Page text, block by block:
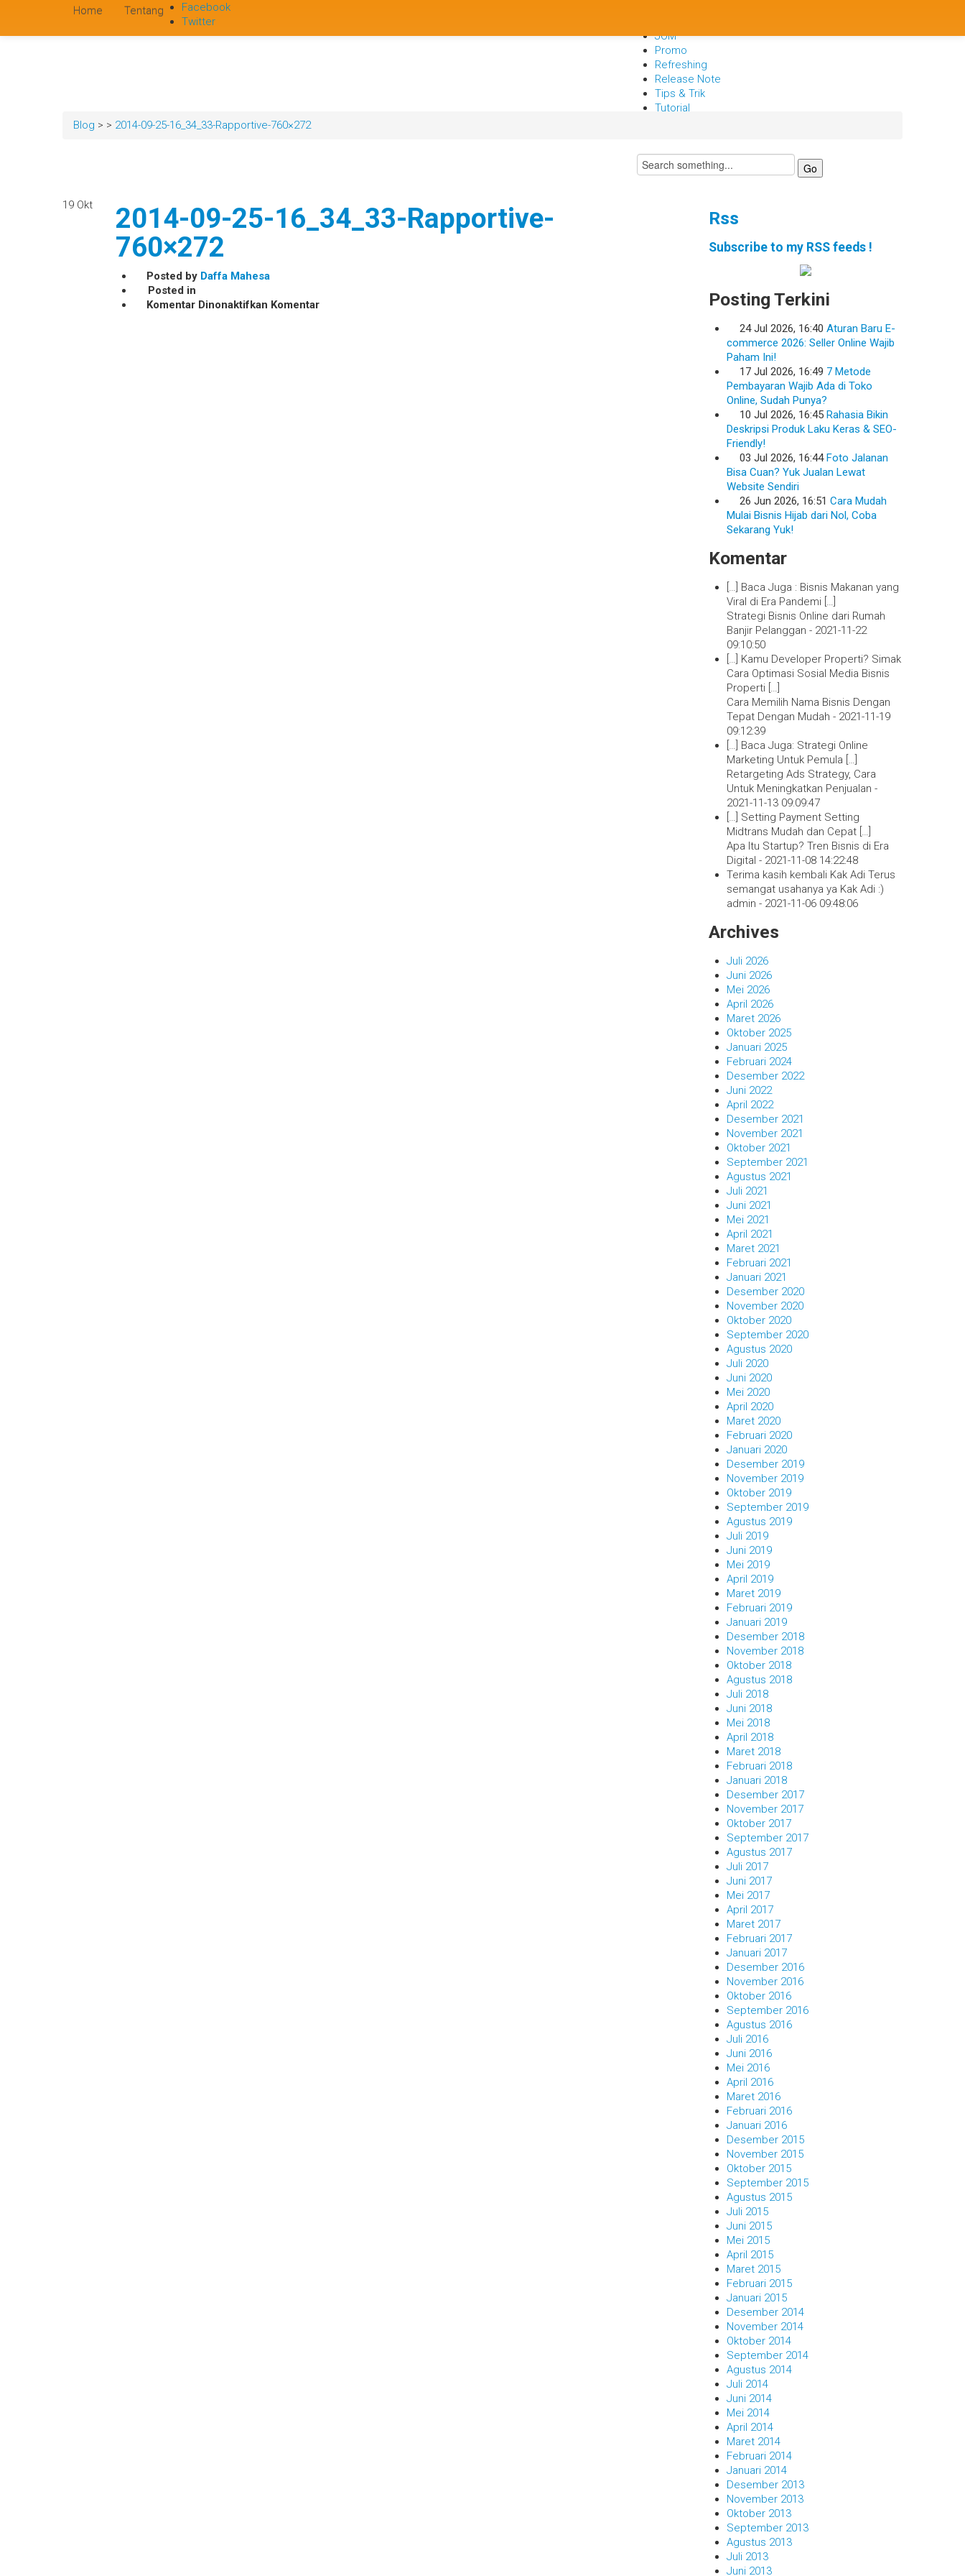
Home Tentang
Facebook
Twitter
JOM
Promo
Refreshing
Release Note
Tips & Trik
Tutorial
Blog > > 2014-09-25-16_34_33-Rapportive-760×272
19 Okt
2014-09-25-16_34_33-Rapportive-
760×272
Posted by Daffa Mahesa
Posted in
Komentar Dinonaktifkan pada
Komentar
Rss
Subscribe to my RSS feeds !
Posting Terkini
24 Jul 2026, 16:40 Aturan Baru E-
commerce 2026: Seller Online Wajib
Paham Ini!
17 Jul 2026, 16:49 7 Metode
Pembayaran Wajib Ada di Toko
Online, Sudah Punya?
10 Jul 2026, 16:45 Rahasia Bikin
Deskripsi Produk Laku Keras & SEO-
Friendly!
03 Jul 2026, 16:44 Foto Jalanan
Bisa Cuan? Yuk Jualan Lewat
Website Sendiri
26 Jun 2026, 16:51 Cara Mudah
Mulai Bisnis Hijab dari Nol, Coba
Sekarang Yuk!
Komentar
[…] Baca Juga : Bisnis Makanan yang
Viral di Era Pandemi […]
Strategi Bisnis Online dari Rumah
Banjir Pelanggan - 2021-11-22
09:10:50
[…] Kamu Developer Properti? Simak
Cara Optimasi Sosial Media Bisnis
Properti […]
Cara Memilih Nama Bisnis Dengan
Tepat Dengan Mudah - 2021-11-19
09:12:39
[…] Baca Juga: Strategi Online
Marketing Untuk Pemula […]
Retargeting Ads Strategy, Cara
Untuk Meningkatkan Penjualan -
2021-11-13 09:09:47
[…] Setting Payment Setting
Midtrans Mudah dan Cepat […]
Apa Itu Startup? Tren Bisnis di Era
Digital - 2021-11-08 14:22:48
Terima kasih kembali Kak Adi Terus
semangat usahanya ya Kak Adi :)
admin - 2021-11-06 09:48:06
Archives
Juli 2026
Juni 2026
Mei 2026
April 2026
Maret 2026
Oktober 2025
Januari 2025
Februari 2024
Desember 2022
Juni 2022
April 2022
Desember 2021
November 2021
Oktober 2021
September 2021
Agustus 2021
Juli 2021
Juni 2021
Mei 2021
April 2021
Maret 2021
Februari 2021
Januari 2021
Desember 2020
November 2020
Oktober 2020
September 2020
Agustus 2020
Juli 2020
Juni 2020
Mei 2020
April 2020
Maret 2020
Februari 2020
Januari 2020
Desember 2019
November 2019
Oktober 2019
September 2019
Agustus 2019
Juli 2019
Juni 2019
Mei 2019
April 2019
Maret 2019
Februari 2019
Januari 2019
Desember 2018
November 2018
Oktober 2018
Agustus 2018
Juli 2018
Juni 2018
Mei 2018
April 2018
Maret 2018
Februari 2018
Januari 2018
Desember 2017
November 2017
Oktober 2017
September 2017
Agustus 2017
Juli 2017
Juni 2017
Mei 2017
April 2017
Maret 2017
Februari 2017
Januari 2017
Desember 2016
November 2016
Oktober 2016
September 2016
Agustus 2016
Juli 2016
Juni 2016
Mei 2016
April 2016
Maret 2016
Februari 2016
Januari 2016
Desember 2015
November 2015
Oktober 2015
September 2015
Agustus 2015
Juli 2015
Juni 2015
Mei 2015
April 2015
Maret 2015
Februari 2015
Januari 2015
Desember 2014
November 2014
Oktober 2014
September 2014
Agustus 2014
Juli 2014
Juni 2014
Mei 2014
April 2014
Maret 2014
Februari 2014
Januari 2014
Desember 2013
November 2013
Oktober 2013
September 2013
Agustus 2013
Juli 2013
Juni 2013